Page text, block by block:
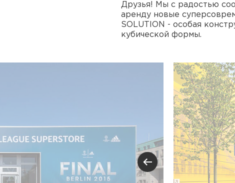
Друзья! Мы с радостью
аренду новые
SOLUTION - особая
кубической формы.